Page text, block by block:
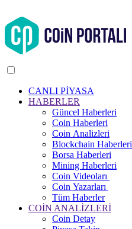
CANLI PİYASA
HABERLER
Güncel Haberleri
Coin Haberleri
Coin Analizleri
Blockchain Haberleri
Borsa Haberleri
Mining Haberleri
Coin Videoları
Coin Yazarları
Tüm Haberler
COİN ANALİZLERİ
Coin Detay